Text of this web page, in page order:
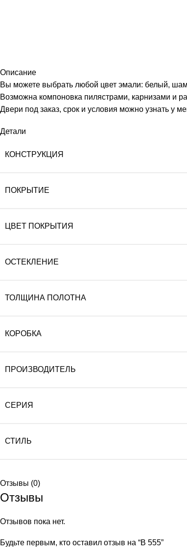
Описание
Вы можете выбрать любой цвет эмали: белый,
Возможна компоновка пилястрами, карнизами и
Двери под заказ, срок и условия
Детали
КОНСТРУКЦИЯ
ПОКРЫТИЕ
ЦВЕТ ПОКРЫТИЯ
ОСТЕКЛЕНИЕ
ТОЛЩИНА ПОЛОТНА
КОРОБКА
ПРОИЗВОДИТЕЛЬ
СЕРИЯ
СТИЛЬ
Отзывы (0)
Отзывы
Отзывов пока нет.
Будьте первым, кто оставил отзыв на “B 555”